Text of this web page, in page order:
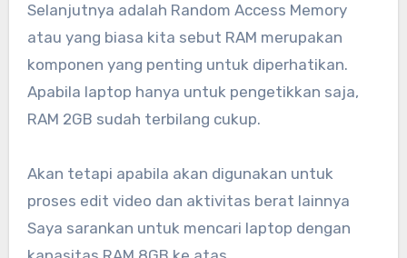
Selanjutnya adalah Random Access Memory
atau yang biasa kita sebut RAM merupakan
komponen yang penting untuk diperhatikan.
Apabila laptop hanya untuk pengetikkan saja,
RAM 2GB sudah terbilang cukup.
Akan tetapi apabila akan digunakan untuk
proses edit video dan aktivitas berat lainnya
Saya sarankan untuk mencari laptop dengan